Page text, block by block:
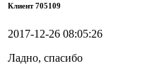
Клиент 705109
2017-12-26 08:05:26
Ладно, спасибо